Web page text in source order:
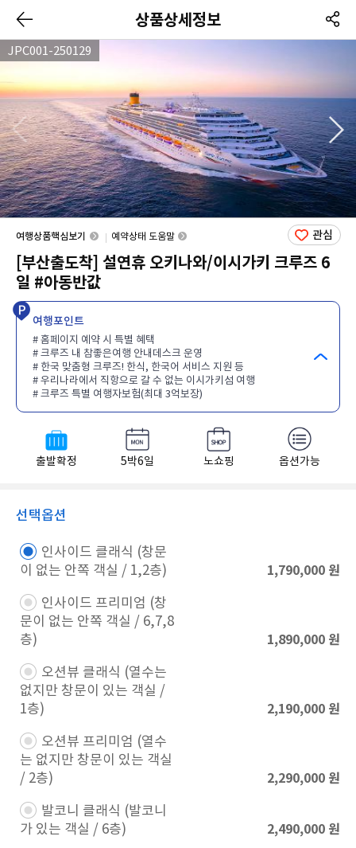
상품상세정보
JPC001-250129
여행상품핵심보기 예약상태 도움말
[부산출도착] 설연휴 오키나와/이시가키 크루즈 6
일 #아동반값
여행포인트
# 홈페이지 예약 시 특별 혜택
# 크루즈 내 참좋은여행 안내데스크 운영
# 한국 맞춤형 크루즈! 한식, 한국어 서비스 지원 등
# 우리나라에서 직항으로 갈 수 없는 이시가키섬 여행
# 크루즈 특별 여행자보험(최대 3억보장)
출발확정 5박6일 노쇼핑 옵션가능
관심
선택옵션
인사이드 클래식 (창문
이 없는 안쪽 객실 / 1,2층) ​
1,790,000 원
인사이드 프리미엄 (창
문이 없는 안쪽 객실 / 6,7,8
층)​
1,890,000 원
오션뷰 클래식 (열수는
없지만 창문이 있는 객실 /
1층)​
2,190,000 원
오션뷰 프리미엄 (열수
는 없지만 창문이 있는 객실
/ 2층)​
2,290,000 원
발코니 클래식 (발코니
가 있는 객실 / 6층)​
2,490,000 원